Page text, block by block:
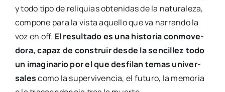
sa­lescomo la super­vi­ven­cia, el futu­ro, la memo­ria
o la tras­cen­den­cia tras la muer­te.
pa­ñía, crea­da hace cin­co años: crear espec­tácu­los
para la infan­cia y la juven­tud median­te el uso de un
len­gua­je poé­ti­co y visual, jun­to a una pro­pues­ta